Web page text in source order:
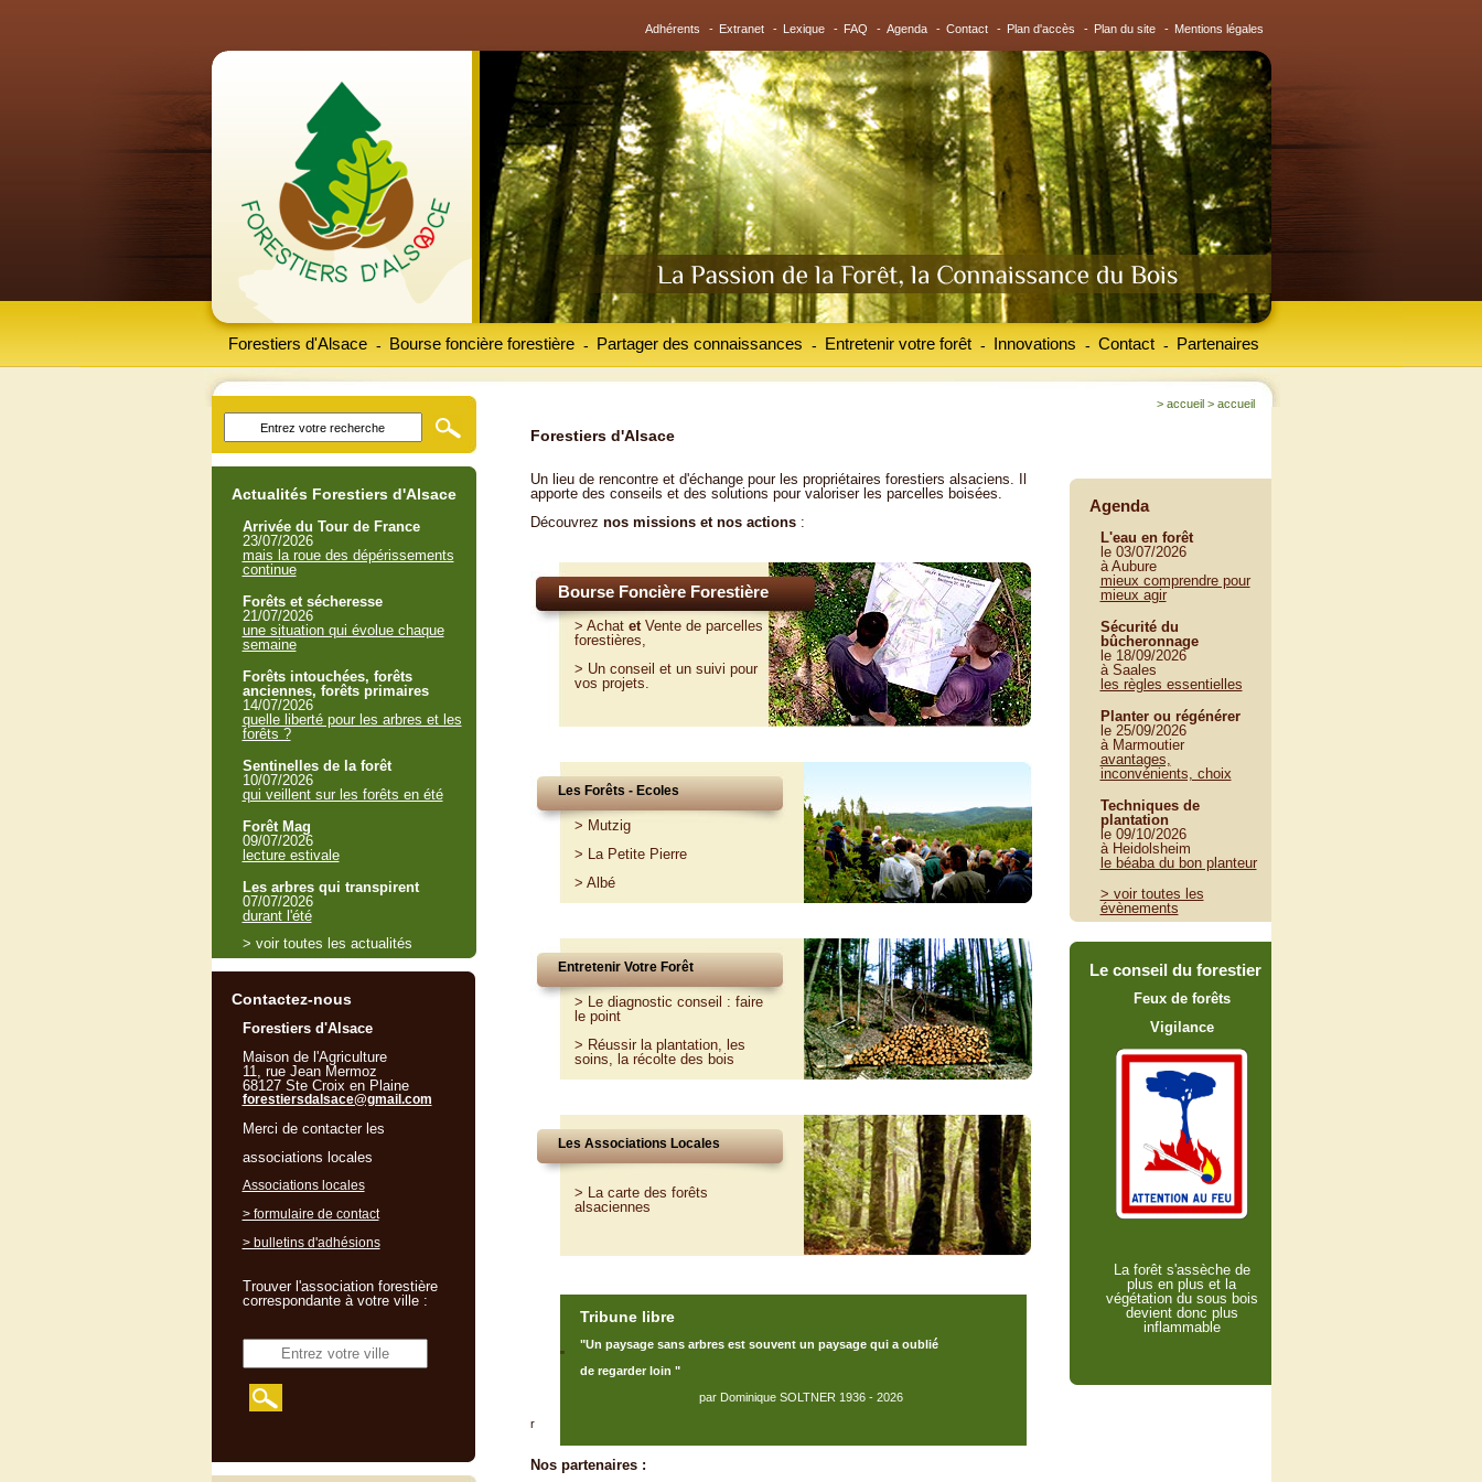
Adhérents - Extranet - Lexique - FAQ - Agenda - Contact - Plan d'accès - Plan du site - Mentions légales
Forestiers d'Alsace Bourse foncière forestière
- Partager des connaissances
- Entretenir votre forêt
- Innovations
- Contact
- Partenaires
-
Forestiers d'Alsace
Un lieu de rencontre et d'échange pour les propriétaires forestiers alsaciens. Il
apporte des conseils et des solutions pour valoriser les parcelles boisées.
Découvrez nos missions et nos actions:
Bourse Foncière Forestière
> Achatet Ventede parcelles
forestières,
> Un conseil et un suivi pour
vos projets.
Les Forêts - Ecoles
> Mutzig
> La Petite Pierre
> Albé
Entretenir Votre Forêt
> Le diagnostic conseil : faire
le point
> Réussir la plantation, les
soins, la récolte des bois
Les Associations Locales
> La carte des forêts
alsaciennes
"
Tribune libre
"Un paysage sans arbres est souvent un paysage qui a oublié
de regarder loin "
par Dominique SOLTNER 1936 - 2026
r
Nos partenaires :
Actualités Forestiers d'Alsace
Arrivée du Tour de France
23/07/2026
mais la roue des dépérissements
continue
Forêts et sécheresse
21/07/2026
une situation qui évolue chaque
semaine
Forêts intouchées, forêts
anciennes, forêts primaires
14/07/2026
quelle liberté pour les arbres et les
forêts ?
Sentinelles de la forêt
10/07/2026
qui veillent sur les forêts en été
Forêt Mag
09/07/2026
lecture estivale
Les arbres qui transpirent
07/07/2026
durant l'été
> voir toutes les actualités
Contactez-nous
Forestiers d'Alsace
Maison de l'Agriculture
11, rue Jean Mermoz
68127 Ste Croix en Plaine
forestiersdalsace@gmail.com
Merci de contacter les
associations locales
Associations locales
> formulaire de contact
> bulletins d'adhésions
Trouver l'association forestière
correspondante à votre ville :
> accueil > accueil
Agenda
L'eau en forêt
le 03/07/2026
à Aubure
mieux comprendre pour
mieux agir
Sécurité du
bûcheronnage
le 18/09/2026
à Saales
les règles essentielles
Planter ou régénérer
le 25/09/2026
à Marmoutier
avantages,
inconvénients, choix
Techniques de
plantation
le 09/10/2026
à Heidolsheim
le béaba du bon planteur
> voir toutes les
évènements
Le conseil du forestier
Feux de forêts
Vigilance
La forêt s'assèche de
plus en plus et la
végétation du sous bois
devient donc plus
inflammable